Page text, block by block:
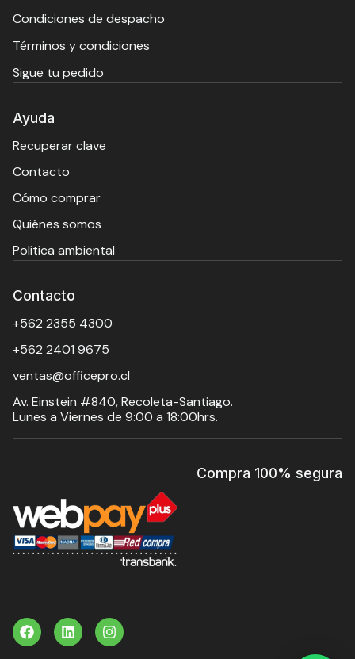
Condiciones de despacho
Términos y condiciones
Sigue tu pedido
Ayuda
Recuperar clave
Contacto
Cómo comprar
Quiénes somos
Política ambiental
Contacto
+562 2355 4300
+562 2401 9675
ventas@officepro.cl
Av. Einstein #840, Recoleta-Santiago.
Lunes a Viernes de 9:00 a 18:00hrs.
Compra 100% segura